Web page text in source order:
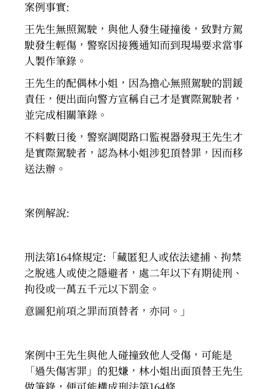
案例事實:
王先生無照駕駛，與他人發生碰撞後，致對方駕
駛發生輕傷，警察因接獲通知而到現場要求當事
人製作筆錄。
王先生的配偶林小姐，因為擔心無照駕駛的罰鍰
責任，便出面向警方宣稱自己才是實際駕駛者，
並完成相關筆錄。
不料數日後，警察調閱路口監視器發現王先生才
是實際駕駛者，認為林小姐涉犯頂替罪，因而移
送法辦。
案例解說:
刑法第164條規定:「藏匿犯人或依法逮捕、拘禁
之脫逃人或使之隱避者，處二年以下有期徒刑、
拘役或一萬五千元以下罰金。
意圖犯前項之罪而頂替者，亦同。」
案例中王先生與他人碰撞致他人受傷，可能是
「過失傷害罪」的犯嫌，林小姐出面頂替王先生